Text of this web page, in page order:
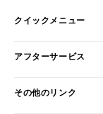
クイックメニュー
アフターサービス
その他のリンク